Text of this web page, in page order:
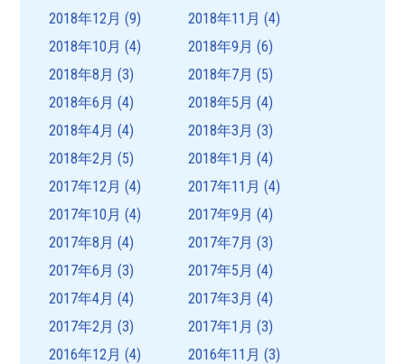
2018年12月 (9) 2018年11月 (4)
2018年10月 (4) 2018年9月 (6)
2018年8月 (3) 2018年7月 (5)
2018年6月 (4) 2018年5月 (4)
2018年4月 (4) 2018年3月 (3)
2018年2月 (5) 2018年1月 (4)
2017年12月 (4) 2017年11月 (4)
2017年10月 (4) 2017年9月 (4)
2017年8月 (4) 2017年7月 (3)
2017年6月 (3) 2017年5月 (4)
2017年4月 (4) 2017年3月 (4)
2017年2月 (3) 2017年1月 (3)
2016年12月 (4) 2016年11月 (3)